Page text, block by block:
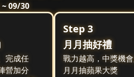
09/30
完成任
營加分
Step 3
月月抽好禮
戰力越高，中獎機會
月月抽蘋果大獎